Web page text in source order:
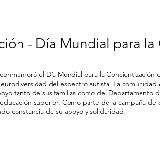
- Día Mundial para
el Día Mundial para la
del espectro autista. La
tanto de sus familias como del Departamento
superior. Como parte de la campaña
constancia de su apoyo y solidaridad.